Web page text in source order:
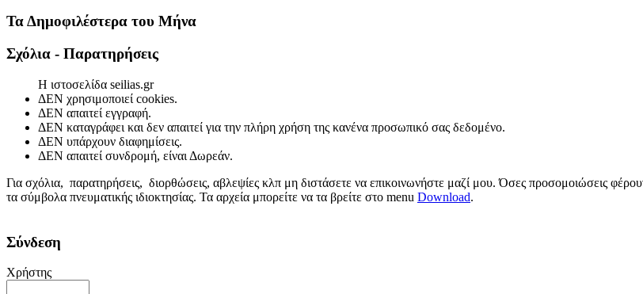
Τα Δημοφιλέστερα του Μήνα
Σχόλια - Παρατηρήσεις
Η ιστοσελίδα seilias.gr
ΔΕΝ χρησιμοποιεί cookies.
ΔΕΝ απαιτεί εγγραφή.
ΔΕΝ καταγράφει και δεν απαιτεί για την πλήρη χρήση της κανένα προσωπικό σας δεδομένο.
ΔΕΝ υπάρχουν διαφημίσεις.
ΔΕΝ απαιτεί συνδρομή, είναι Δωρεάν.
Για σχόλια, παρατηρήσεις, διορθώσεις, αβλεψίες κλπ μη διστάσετε να επικοινωνήστε μαζί μου. Όσες προσομοιώσεις
τα σύμβολα πνευματικής ιδιοκτησίας. Τα αρχεία μπορείτε να τα βρείτε στο menu Download.
Σύνδεση
Χρήστης